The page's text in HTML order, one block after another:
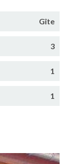
Gîte
3
1
1